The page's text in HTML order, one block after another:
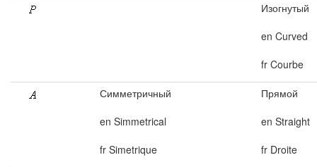
Изогнутый
en Curved
fr Courbe
Симметричный
en Simmetrical
fr Simetrique
Прямой
en Straight
fr Droite